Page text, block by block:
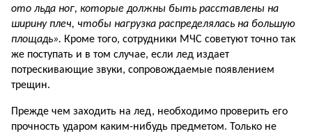
ото льда ног, которые должны быть расставлены на
ширину плеч, чтобы нагрузка распределялась на большую
площадь». Кроме того, сотрудники МЧС советуют точно так
же поступать и в том случае, если лед издает
потрескивающие звуки, сопровождаемые появлением
трещин.
Прежде чем заходить на лед, необходимо проверить его
прочность ударом каким­-нибудь предметом. Только не